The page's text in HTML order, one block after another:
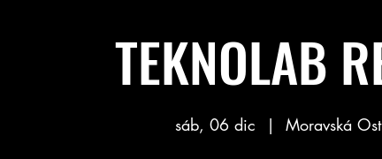
TEKNOLAB
sáb, 06 dic
  |
Moravská